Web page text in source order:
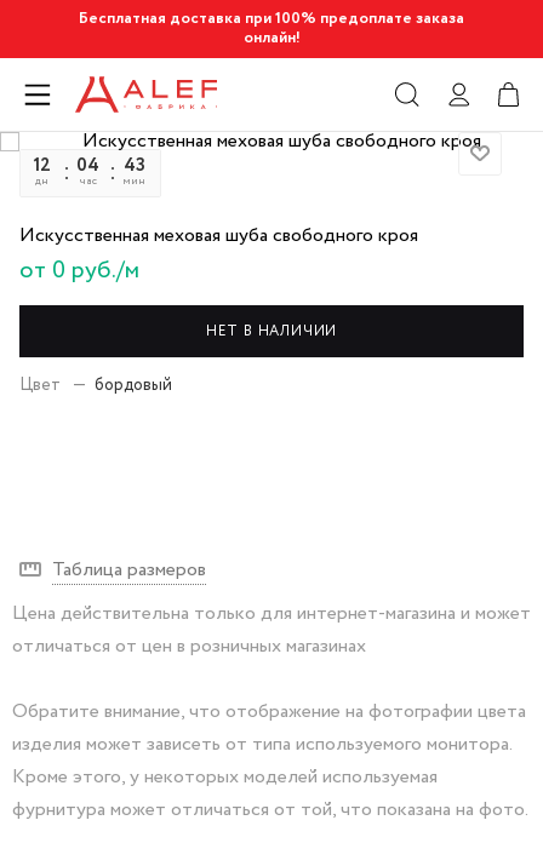
Бесплатная доставка при 100% предоплате заказа
онлайн!
12
дн
04
час
43
мин
Искусственная меховая шуба свободного кроя
от 0 руб./м
НЕТ В НАЛИЧИИ
Цвет — бордовый
Таблица размеров
Цена действительна только для интернет-магазина и может
отличаться от цен в розничных магазинах
Обратите внимание, что отображение на фотографии цвета
изделия может зависеть от типа используемого монитора.
Кроме этого, у некоторых моделей используемая
фурнитура может отличаться от той, что показана на фото.